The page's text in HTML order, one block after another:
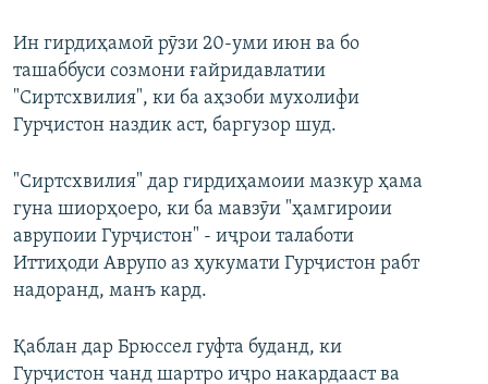
Ин гирдиҳамоӣ рӯзи 20-уми июн ва бо
ташаббуси созмони ғайридавлатии
"Сиртсхвилия", ки ба аҳзоби мухолифи
Гурҷистон наздик аст, баргузор шуд.
"Сиртсхвилия" дар гирдиҳамоии мазкур ҳама
гуна шиорҳоеро, ки ба мавзӯи "ҳамгироии
аврупоии Гурҷистон" - иҷрои талаботи
Иттиҳоди Аврупо аз ҳукумати Гурҷистон рабт
надоранд, манъ кард.
Қаблан дар Брюссел гуфта буданд, ки
Гурҷистон чанд шартро иҷро накардааст ва